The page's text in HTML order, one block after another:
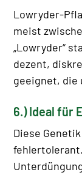
Lowryder-
meist
„Lowryder“
dezent,
geeignet, die
6.) Ideal für
Diese